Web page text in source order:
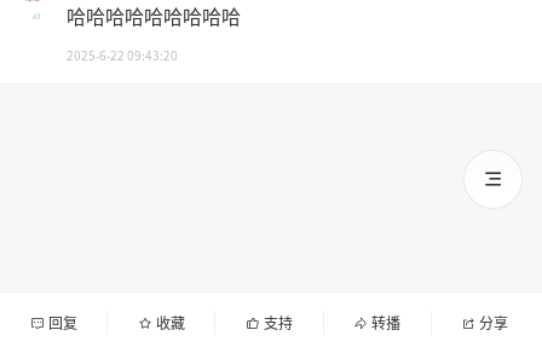
#3 哈哈哈哈哈哈哈哈哈
2025-6-22 09:43:20
回复 收藏 支持 转播 分享